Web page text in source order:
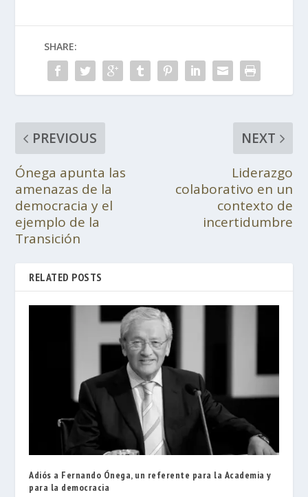
SHARE:
PREVIOUS
Ónega apunta las
amenazas de la
democracia y el
ejemplo de la
Transición
NEXT
Liderazgo
colaborativo en un
contexto de
incertidumbre
RELATED POSTS
Adiós a Fernando Ónega, un referente para la Academia y
para la democracia